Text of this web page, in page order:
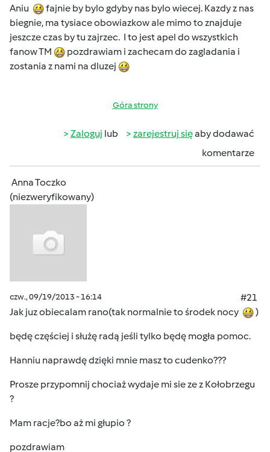
Aniu
fajnie by bylo gdyby nas bylo wiecej. Kazdy z nas
biegnie, ma tysiace obowiazkow ale mimo to znajduje
jeszcze czas by tu zajrzec. I to jest apel do wszystkich
fanow TM
pozdrawiam i zachecam do zagladania i
zostania z nami na dluzej
Góra strony
Zaloguj lub zarejestruj sięaby dodawać
komentarze
Anna Toczko
(niezweryfikowany)
czw., 09/19/2013 - 16:14
#21
Jak juz obiecalam rano(tak normalnie to środek nocy
)
będę częściej i służę radą jeśli tylko będę mogła pomoc.
Hanniu naprawdę dzięki mnie masz to cudenko???
Prosze przypomnij chociaż wydaje mi sie ze z Kołobrzegu
?
Mam racje?bo aż mi głupio ?
pozdrawiam